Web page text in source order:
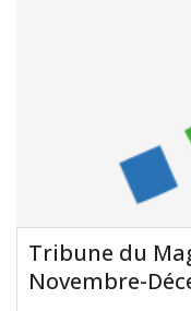
Tribune du
Novembre-